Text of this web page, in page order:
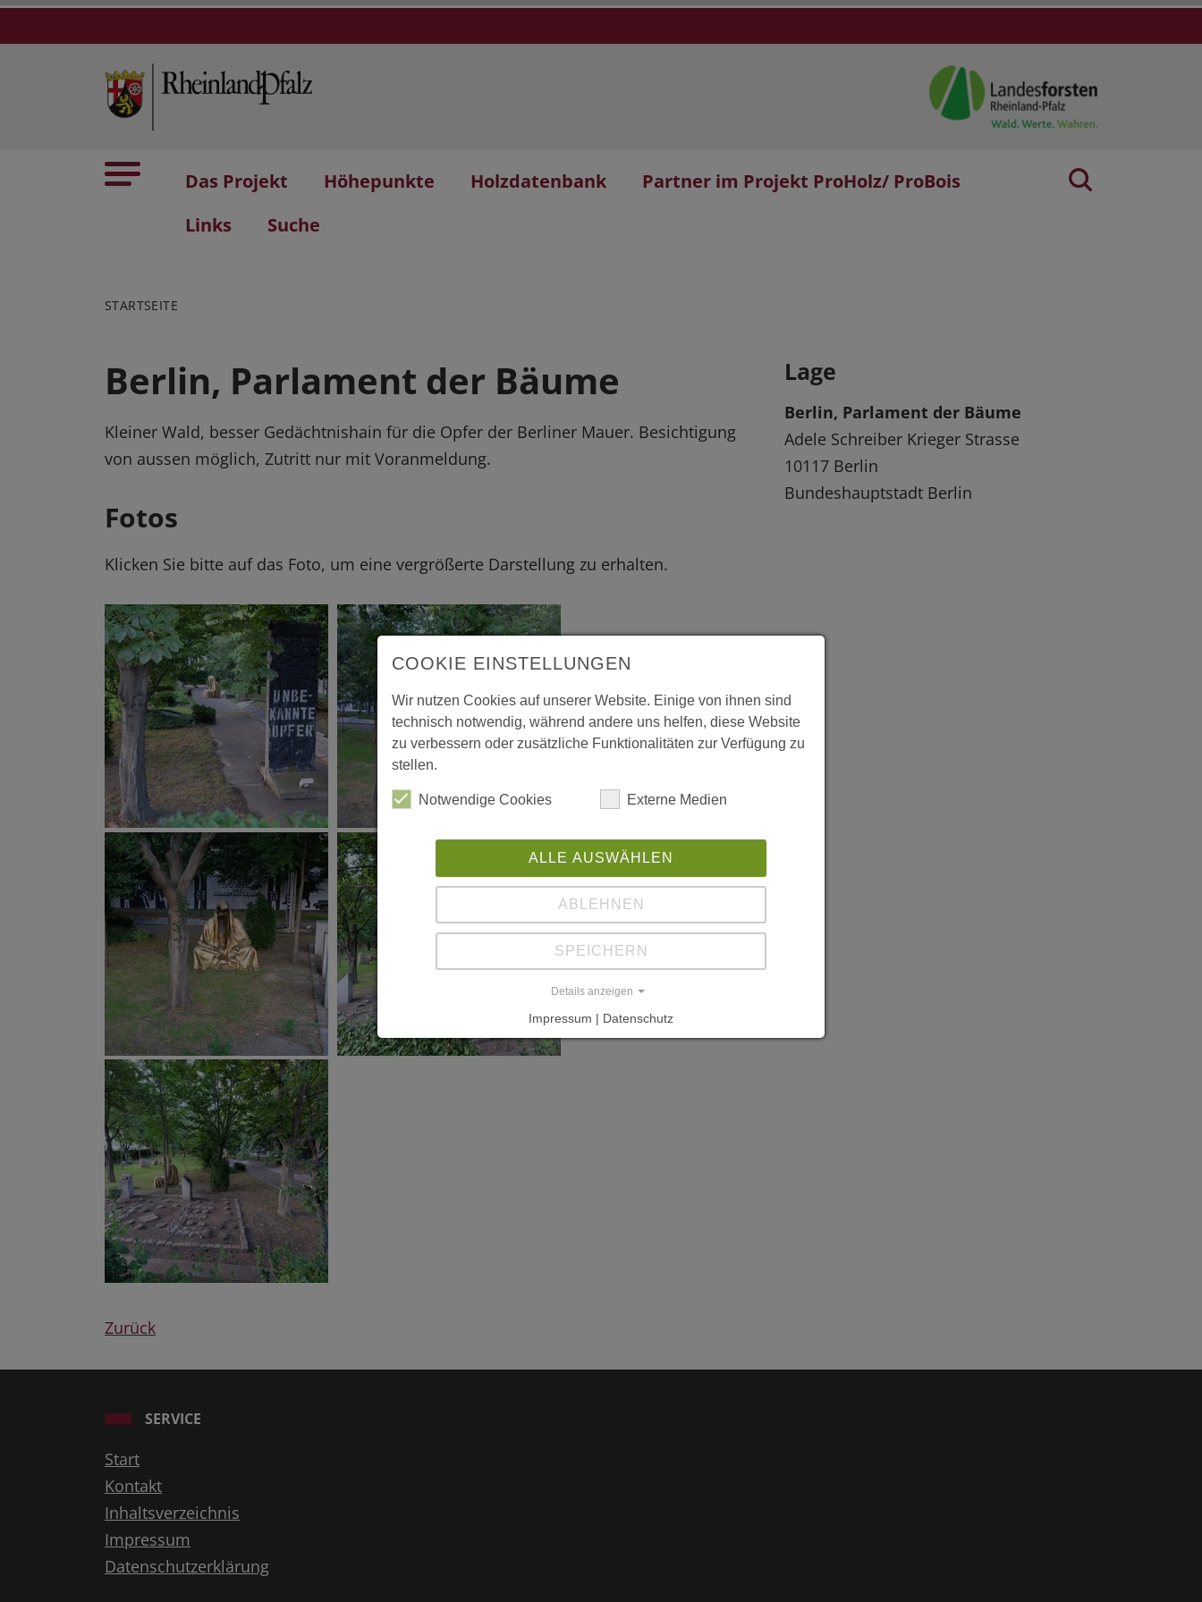
Das Projekt Höhepunkte Holzdatenbank
Partner im Projekt ProHolz/ ProBois
Links
Suche
STARTSEITE
Berlin, Parlament der Bäume
Kleiner Wald, besser Gedächtnishain für die Opfer der Berliner Mauer. Besichtigung
von aussen möglich, Zutritt nur mit Voranmeldung.
Fotos
Klicken Sie bitte auf das Foto, um eine vergrößerte Darstellung zu erhalten.
Zurück
Lage
Berlin, Parlament der Bäume
Adele Schreiber Krieger Strasse
10117 Berlin
Bundeshauptstadt Berlin
SERVICE
Start
Kontakt
Inhaltsverzeichnis
Impressum
Datenschutzerklärung
COOKIE EINSTELLUNGEN
Wir nutzen Cookies auf unserer Website. Einige von ihnen sind
technisch notwendig, während andere uns helfen, diese Website
zu verbessern oder zusätzliche Funktionalitäten zur Verfügung zu
stellen.
Notwendige Cookies Externe Medien
ALLE AUSWÄHLEN
ABLEHNEN
SPEICHERN
Details anzeigen
Impressum | Datenschutz